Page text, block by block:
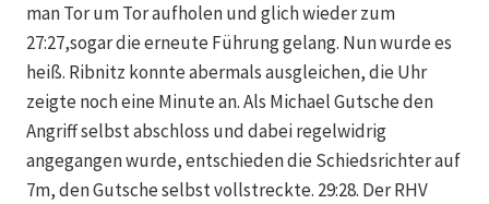
man Tor um Tor aufholen und glich wieder zum
27:27,sogar die erneute Führung gelang. Nun wurde es
heiß. Ribnitz konnte abermals ausgleichen, die Uhr
zeigte noch eine Minute an. Als Michael Gutsche den
Angriff selbst abschloss und dabei regelwidrig
angegangen wurde, entschieden die Schiedsrichter auf
7m, den Gutsche selbst vollstreckte. 29:28. Der RHV